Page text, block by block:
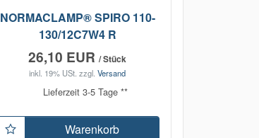
NORMACLAMP® SPIRO 110-
130/12C7W4 R
26,10 EUR/ Stück
inkl. 19% USt. zzgl.Versand
Lieferzeit 3-5 Tage **
Warenkorb